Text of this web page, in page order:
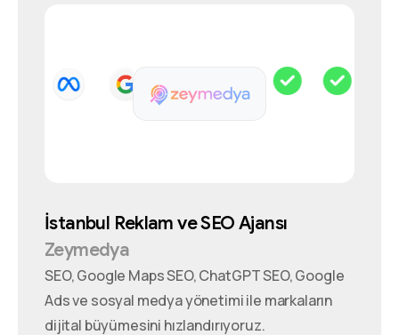
İstanbul ReklamveSEOAjansı
Zeymedya
SEO, Google Maps SEO, ChatGPT SEO, Google
Ads ve sosyal medya yönetimi ile markaların
dijital büyümesini hızlandırıyoruz.